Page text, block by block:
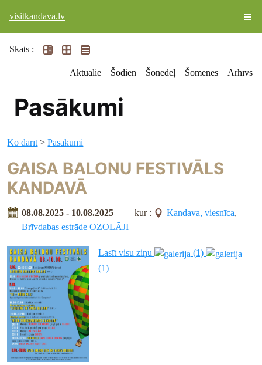
visitkandava.lv
Skats :
Aktuālie Šodien Šonedēļ Šomēnes Arhīvs
Pasākumi
Ko darīt >Pasākumi
GAISA BALONU FESTIVĀLS
KANDAVĀ
08.08.2025 - 10.08.2025 kur : Kandava, viesnīca,
Brīvdabas estrāde OZOLĀJI
Lasīt visu ziņu
(1)
(1)